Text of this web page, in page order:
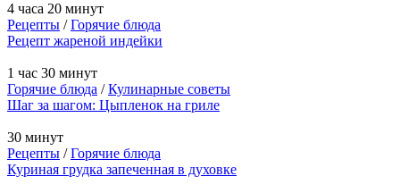
4 часа 20 минут
Рецепты /Горячие блюда
Рецепт жареной индейки
1 час 30 минут
Горячие блюда /Кулинарные советы
Шаг за шагом: Цыпленок на гриле
30 минут
Рецепты /Горячие блюда
Куриная грудка запеченная в духовке